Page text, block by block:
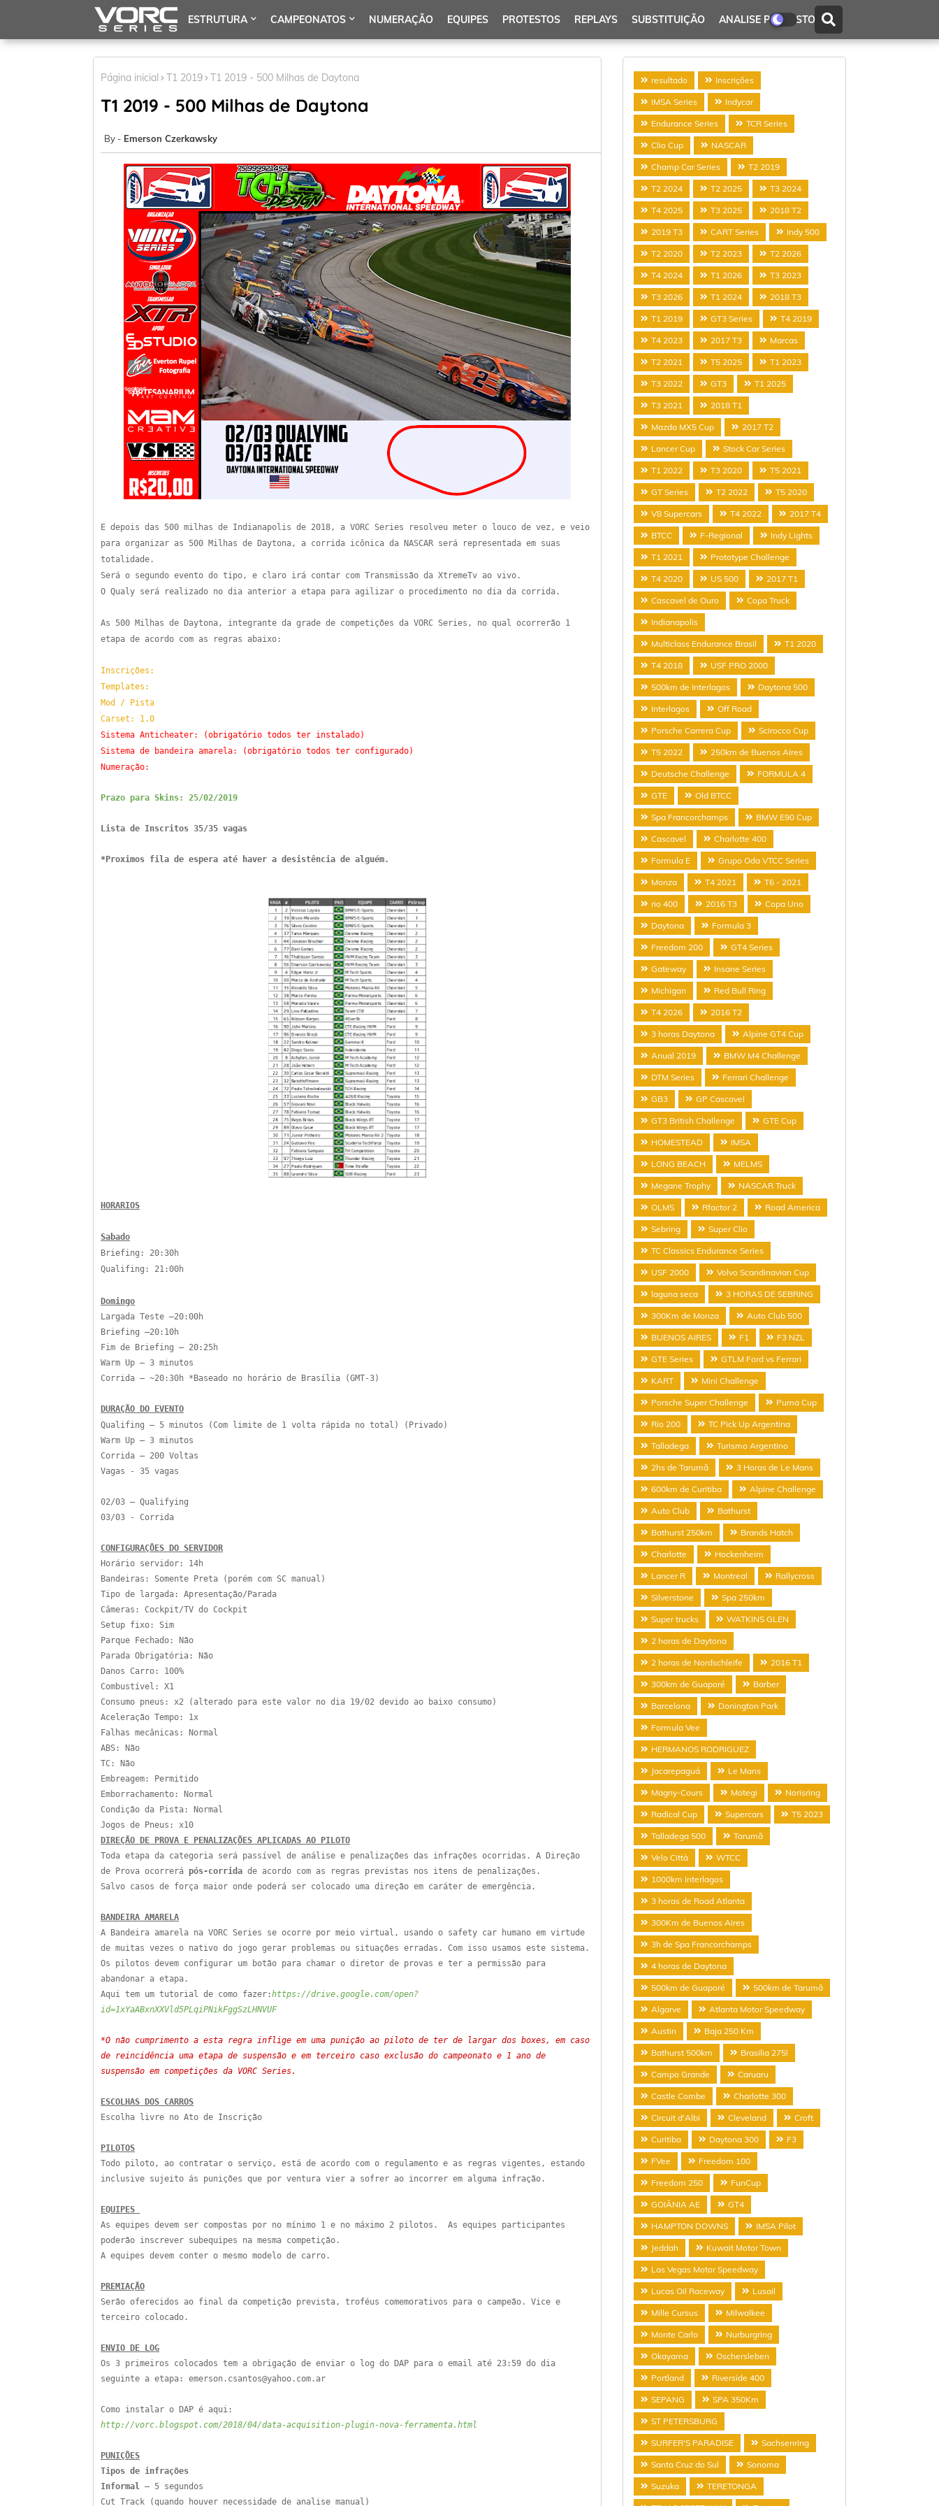
ESTRUTURA CAMPEONATOS NUMERAÇÃO EQUIPES PROTESTOS REPLAYS SUBSTITUIÇÃO ANALISE PROTESTO
Página inicial T1 2019 T1 2019 - 500 Milhas de Daytona
T1 2019 - 500 Milhas de Daytona
Emerson Czerkawsky
E depois das 500 milhas de Indianapolis de 2018, a VORC Series resolveu meter o louco de vez, e veio
para organizar as 500 Milhas de Daytona, a corrida icônica da NASCAR será representada em suas
totalidade.
Será o segundo evento do tipo, e claro irá contar com Transmissão da XtremeTv ao vivo.
O Qualy será realizado no dia anterior a etapa para agilizar o procedimento no dia da corrida.
As 500 Milhas de Daytona, integrante da grade de competições da VORC Series, no qual ocorrerão 1
etapa de acordo com as regras abaixo:
Inscrições:
Templates:
Mod / Pista
Carset: 1.0
Sistema Anticheater:
(obrigatório todos ter instalado)
Sistema de bandeira amarela:
(obrigatório todos ter configurado)
Numeração:
Prazo para Skins: 25/02/2019
Lista de Inscritos 35/35 vagas
*Proximos fila de espera até haver a desistência de alguém.
HORARIOS
Sabado
Briefing: 20:30h
Qualifing: 21:00h
Domingo
Largada Teste –20:00h
Briefing –20:10h
Fim de Briefing – 20:25h
Warm Up – 3 minutos
Corrida – ~20:30h *Baseado no horário de Brasília (GMT-3)
DURAÇÃO DO EVENTO
Qualifing – 5 minutos (Com limite de 1 volta
rápida no total) (Privado)
Warm Up – 3 minutos
Corrida – 200 Voltas
Vagas - 35 vagas
02/03 – Qualifying
03/03 - Corrida
CONFIGURAÇÔES DO SERVIDOR
Horário servidor: 14h
Bandeiras: Somente Preta (porém com SC manual)
Tipo de largada: Apresentação/Parada
Câmeras: Cockpit/TV do Cockpit
Setup fixo: Sim
Parque Fechado: Não
Parada Obrigatória: Não
Danos Carro: 100%
Combustível: X1
Consumo pneus: x2 (alterado para este valor no dia 19/02 devido ao baixo consumo)
Aceleração Tempo: 1x
Falhas mecânicas: Normal
ABS: Não
TC: Não
Embreagem: Permitido
Emborrachamento: Normal
Condição da Pista: Normal
Jogos de Pneus: x10
DIREÇÃO DE PROVA E PENALIZAÇÕES APLICADAS AO PILOTO
Toda etapa da categoria será passível de análise e penalizações das infrações ocorridas. A Direção
de Prova ocorrerá pós-corrida de acordo com as regras previstas nos itens de penalizações.
Salvo casos de força maior onde poderá ser colocado uma direção em caráter de emergência.
BANDEIRA AMARELA
A Bandeira amarela na VORC Series se ocorre por meio virtual, usando o safety car humano em virtude
de muitas vezes o nativo do jogo gerar problemas ou situações erradas. Com isso usamos este sistema.
Os pilotos devem configurar um botão para chamar o diretor de provas e ter a permissão para
abandonar a etapa.
Aqui tem um tutorial de como fazer:https://drive.google.com/open?
id=1xYaABxnXXVld5PLqiPNikFggSzLHNVUF
*O não cumprimento a esta regra inflige em uma punição ao piloto de ter de largar dos boxes, em caso
de reincidência uma etapa de suspensão e em terceiro caso exclusão do campeonato e 1 ano de
suspensão em competições da VORC Series.
ESCOLHAS DOS CARROS
Escolha livre no Ato de Inscrição
PILOTOS
Todo piloto, ao contratar o serviço, está de acordo com o regulamento e as regras vigentes, estando
inclusive sujeito ás punições que por ventura vier a sofrer ao incorrer em alguma infração.
EQUIPES
As equipes devem ser compostas por no mínimo 1 e no máximo 2 pilotos. As equipes participantes
poderão inscrever subequipes na mesma competição.
A equipes devem conter o mesmo modelo de carro.
PREMIAÇÃO
Serão oferecidos ao final da competição prevista, troféus comemorativos para o campeão. Vice e
terceiro colocado.
ENVIO DE LOG
Os 3 primeiros colocados tem a obrigação de enviar o log do DAP para o email até 23:59 do dia
seguinte a etapa: emerson.csantos@yahoo.com.ar
Como instalar o DAP é aqui:
http://vorc.blogspot.com/2018/04/data-acquisition-plugin-nova-ferramenta.html
PUNIÇÕES
Tipos de infrações
Informal – 5 segundos
Cut Track (quando houver necessidade de analise manual)
resultado Inscrições
IMSA Series Indycar
Endurance Series TCR Series
Clio Cup NASCAR
Champ Car Series T2 2019
T2 2024 T2 2025 T3 2024
T4 2025 T3 2025 2018 T2
2019 T3 CART Series Indy 500
T2 2020 T2 2023 T2 2026
T4 2024 T1 2026 T3 2023
T3 2026 T1 2024 2018 T3
T1 2019 GT3 Series T4 2019
T4 2023 2017 T3 Marcas
T2 2021 T5 2025 T1 2023
T3 2022 GT3 T1 2025
T3 2021 2018 T1
Mazda MX5 Cup 2017 T2
Lancer Cup Stock Car Series
T1 2022 T3 2020 T5 2021
GT Series T2 2022 T5 2020
V8 Supercars T4 2022 2017 T4
BTCC F-Regional Indy Lights
T1 2021 Prototype Challenge
T4 2020 US 500 2017 T1
Cascavel de Ouro Copa Truck
Indianapolis
Multiclass Endurance Brasil T1 2020
T4 2018 USF PRO 2000
500km de Interlagos Daytona 500
Interlagos Off Road
Porsche Carrera Cup Scirocco Cup
T5 2022 250km de Buenos Aires
Deutsche Challenge FORMULA 4
GTE Old BTCC
Spa Francorchamps BMW E90 Cup
Cascavel Charlotte 400
Formula E Grupo Oda VTCC Series
Monza T4 2021 T6 - 2021
rio 400 2016 T3 Copa Uno
Daytona Formula 3
Freedom 200 GT4 Series
Gateway Insane Series
Michigan Red Bull Ring
T4 2026 2016 T2
3 horas Daytona Alpine GT4 Cup
Anual 2019 BMW M4 Challenge
DTM Series Ferrari Challenge
GB3 GP Cascavel
GT3 British Challenge GTE Cup
HOMESTEAD IMSA
LONG BEACH MELMS
Megane Trophy NASCAR Truck
OLMS Rfactor 2 Road America
Sebring Super Clio
TC Classics Endurance Series
USF 2000 Volvo Scandinavian Cup
laguna seca 3 HORAS DE SEBRING
300Km de Monza Auto Club 500
BUENOS AIRES F1 F3 NZL
GTE Series GTLM Ford vs Ferrari
KART Mini Challenge
Porsche Super Challenge Puma Cup
Rio 200 TC Pick Up Argentina
Talladega Turismo Argentino
2hs de Tarumã 3 Horas de Le Mans
600km de Curitiba Alpine Challenge
Auto Club Bathurst
Bathurst 250km Brands Hatch
Charlotte Hockenheim
Lancer R Montreal Rallycross
Silverstone Spa 250km
Super trucks WATKINS GLEN
2 horas de Daytona
2 horas de Nordschleife 2016 T1
300km de Guaporé Barber
Barcelona Donington Park
Formula Vee
HERMANOS RODRIGUEZ
Jacarepaguá Le Mans
Magny-Cours Motegi Norisring
Radical Cup Supercars T5 2023
Talladega 500 Tarumã
Velo Città WTCC
1000km Interlagos
3 horas de Road Atlanta
300Km de Buenos Aires
3h de Spa Francorchamps
4 horas de Daytona
500km de Guaporé 500km de Tarumã
Algarve Atlanta Motor Speedway
Austin Baja 250 Km
Bathurst 500km Brasilia 275!
Campo Grande Caruaru
Castle Combe Charlotte 300
Circuit d'Albi Cleveland Croft
Curitiba Daytona 300 F3
FVee Freedom 100
Freedom 250 FunCup
GOIÂNIA AE GT4
HAMPTON DOWNS IMSA Pilot
Jeddah Kuwait Motor Town
Las Vegas Motor Speedway
Lucas Oil Raceway Lusail
Mille Cursus Milwalkee
Monte Carlo Nurburgring
Okayama Oschersleben
Portland Riverside 400
SEPANG SPA 350Km
ST PETERSBURG
SURFER'S PARADISE Sachsenring
Santa Cruz do Sul Sonoma
Suzuka TERETONGA